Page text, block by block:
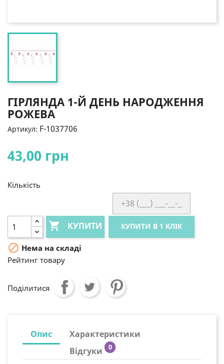
ГІРЛЯНДА 1-Й ДЕНЬ НАРОДЖЕННЯ
РОЖЕВА
Артикул: F-1037706
43,00 грн
Кількість
 КУПИТИ КУПИТИ В 1 КЛІК
 Нема на складі
Рейтинг товару
Поділитися
Опис
Характеристики
Відгуки
0